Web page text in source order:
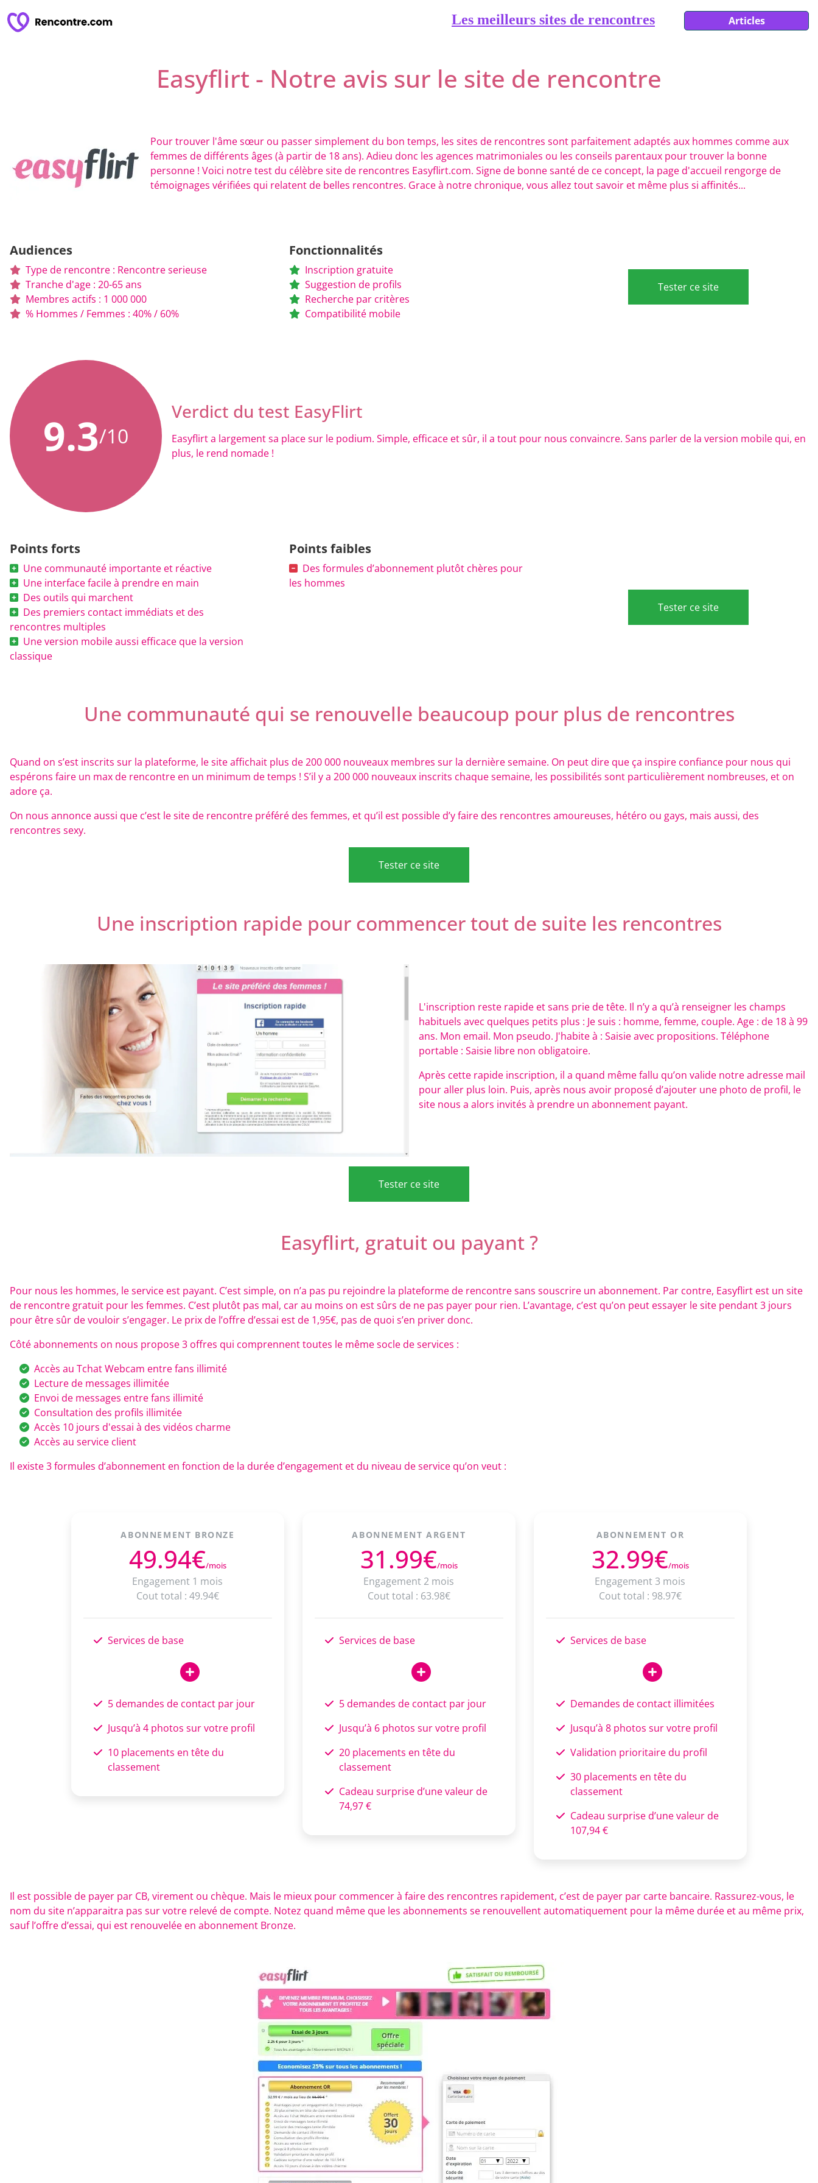
Les meilleurs sites de rencontres Articles
Easyflirt - Notre avis sur le site de rencontre
Pour trouver l'âme sœur ou passer simplement du bon temps, les sites de rencontres sont parfaitement adaptés aux hommes comme aux
femmes de différents âges (à partir de 18 ans). Adieu donc les agences matrimoniales ou les conseils parentaux pour trouver la bonne
personne ! Voici notre test du célèbre site de rencontres Easyflirt.com. Signe de bonne santé de ce concept, la page d'accueil rengorge de
témoignages vérifiées qui relatent de belles rencontres. Grace à notre chronique, vous allez tout savoir et même plus si affinités...
Audiences
Type de rencontre : Rencontre serieuse
Tranche d'age : 20-65 ans
Membres actifs : 1 000 000
% Hommes / Femmes : 40% / 60%
Fonctionnalités
Inscription gratuite
Suggestion de profils
Recherche par critères
Compatibilité mobile
Tester ce site
9.3/10
Verdict du test EasyFlirt
Easyflirt a largement sa place sur le podium. Simple, efficace et sûr, il a tout pour nous convaincre. Sans parler de la version mobile qui, en
plus, le rend nomade !
Points forts
Une communauté importante et réactive
Une interface facile à prendre en main
Des outils qui marchent
Des premiers contact immédiats et des
rencontres multiples
Une version mobile aussi efficace que la version
classique
Points faibles
Des formules d’abonnement plutôt chères pour
les hommes
Tester ce site
Une communauté qui se renouvelle beaucoup pour plus de rencontres
Quand on s’est inscrits sur la plateforme, le site affichait plus de 200 000 nouveaux membres sur la dernière semaine. On peut dire que ça inspire confiance pour nous qui
espérons faire un max de rencontre en un minimum de temps ! S’il y a 200 000 nouveaux inscrits chaque semaine, les possibilités sont particulièrement nombreuses, et on
adore ça.
On nous annonce aussi que c’est le site de rencontre préféré des femmes, et qu’il est possible d’y faire des rencontres amoureuses, hétéro ou gays, mais aussi, des
rencontres sexy.
Tester ce site
Une inscription rapide pour commencer tout de suite les rencontres
L'inscription reste rapide et sans prie de tête. Il n’y a qu’à renseigner les champs
habituels avec quelques petits plus : Je suis : homme, femme, couple. Age : de 18 à 99
ans. Mon email. Mon pseudo. J'habite à : Saisie avec propositions. Téléphone
portable : Saisie libre non obligatoire.
Après cette rapide inscription, il a quand même fallu qu’on valide notre adresse mail
pour aller plus loin. Puis, après nous avoir proposé d’ajouter une photo de profil, le
site nous a alors invités à prendre un abonnement payant.
Tester ce site
Easyflirt, gratuit ou payant ?
Pour nous les hommes, le service est payant. C’est simple, on n’a pas pu rejoindre la plateforme de rencontre sans souscrire un abonnement. Par contre, Easyflirt est un site
de rencontre gratuit pour les femmes. C’est plutôt pas mal, car au moins on est sûrs de ne pas payer pour rien. L’avantage, c’est qu’on peut essayer le site pendant 3 jours
pour être sûr de vouloir s’engager. Le prix de l’offre d’essai est de 1,95€, pas de quoi s’en priver donc.
Côté abonnements on nous propose 3 offres qui comprennent toutes le même socle de services :
Accès au Tchat Webcam entre fans illimité
Lecture de messages illimitée
Envoi de messages entre fans illimité
Consultation des profils illimitée
Accès 10 jours d'essai à des vidéos charme
Accès au service client
Il existe 3 formules d’abonnement en fonction de la durée d’engagement et du niveau de service qu’on veut :
ABONNEMENT BRONZE
49.94€/mois
Engagement 1 mois
Cout total : 49.94€
Services de base
5 demandes de contact par jour
Jusqu’à 4 photos sur votre profil
10 placements en tête du
classement
ABONNEMENT ARGENT
31.99€/mois
Engagement 2 mois
Cout total : 63.98€
Services de base
5 demandes de contact par jour
Jusqu’à 6 photos sur votre profil
20 placements en tête du
classement
Cadeau surprise d’une valeur de
74,97 €
ABONNEMENT OR
32.99€/mois
Engagement 3 mois
Cout total : 98.97€
Services de base
Demandes de contact illimitées
Jusqu’à 8 photos sur votre profil
Validation prioritaire du profil
30 placements en tête du
classement
Cadeau surprise d’une valeur de
107,94 €
Il est possible de payer par CB, virement ou chèque. Mais le mieux pour commencer à faire des rencontres rapidement, c’est de payer par carte bancaire. Rassurez-vous, le
nom du site n’apparaitra pas sur votre relevé de compte. Notez quand même que les abonnements se renouvellent automatiquement pour la même durée et au même prix,
sauf l’offre d’essai, qui est renouvelée en abonnement Bronze.